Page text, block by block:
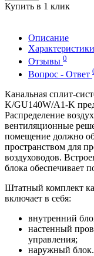
Купить в 1 клик
Описание
Характеристики
Отзывы 0
Вопрос - Ответ
Канальная сплит-
K/GU140W/A1-K
Распределение
вентиляционные
помещение должно
пространством для
воздуховодов.
блока обеспечивает
Штатный комплект
включает в себя:
внутренний
настенный
управления;
наружный блок.